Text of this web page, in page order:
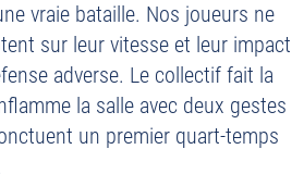
vraie bataille. Nos joueurs ne
sur leur vitesse et leur impact
adverse. Le collectif fait la
la salle avec deux gestes
un premier quart-temps
PLAN DU SITE
MENTIONS LÉGALES
DE CONFIDENTIALITÉ
CONTACT